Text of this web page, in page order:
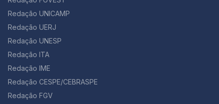
sempre.” 5. “Educação Indígena” – Márcia Wayna
biodiversidade, Nesse verde eu cresci E conheci sua
bondade, Partilhar água e sombra, Sem ver nisso tanta
maldade. Mas logo veio o “outro”, E mostrou-me com
sua maldade, A importância da escrita E vi nela uma
necessidade, Fui estudar na escola do branco Para
entender sua realidade. Compreendi que a cultura é
existem fronteiras Para aprender, lutar e caminhar A
femininas, já que ela está diretamente associada aos
ciclos hormonais e à ovulação. Alterações de humor,
cólicas, dores no corpo e inchaço estão entre os
menstrual. Atualmente, observa-se que alguns
métodos de supressão menstrual são utilizados – pílula
anticoncepcional de uso contínuo; injeção trimestral de
derivados da progesterona; implante subcutâneo que
libera doses mínimas diárias de um derivado da
progesterona; dispositivo intrauterino (DIU) que
Redação UNICAMP
Redação UERJ
Redação UNESP
Redação ITA
Redação IME
Redação CESPE/CEBRASPE
Redação FGV